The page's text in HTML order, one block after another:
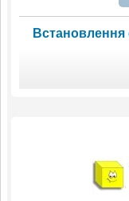
Встановлення